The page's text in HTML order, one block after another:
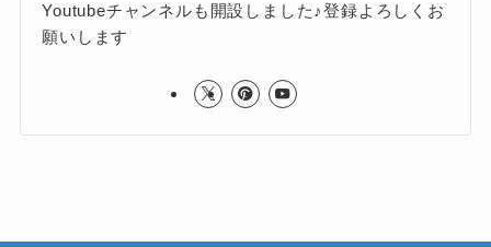
Youtubeチャンネルも開設しました♪登録よろしくお
願いします